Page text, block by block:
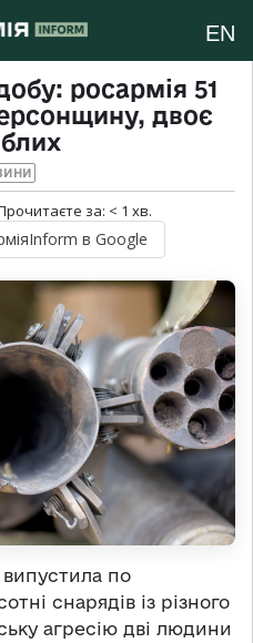
EN
росармія 51
двоє
за: < 1 хв.
в Google
випустила по
снарядів із різного
агресію дві людини